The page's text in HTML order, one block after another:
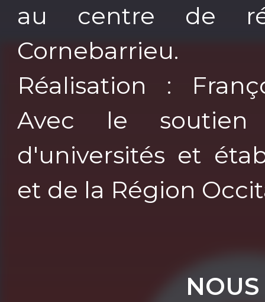
au centre de
Cornebarrieu.
Réalisation :
Avec le
d'universités et
et de la Région